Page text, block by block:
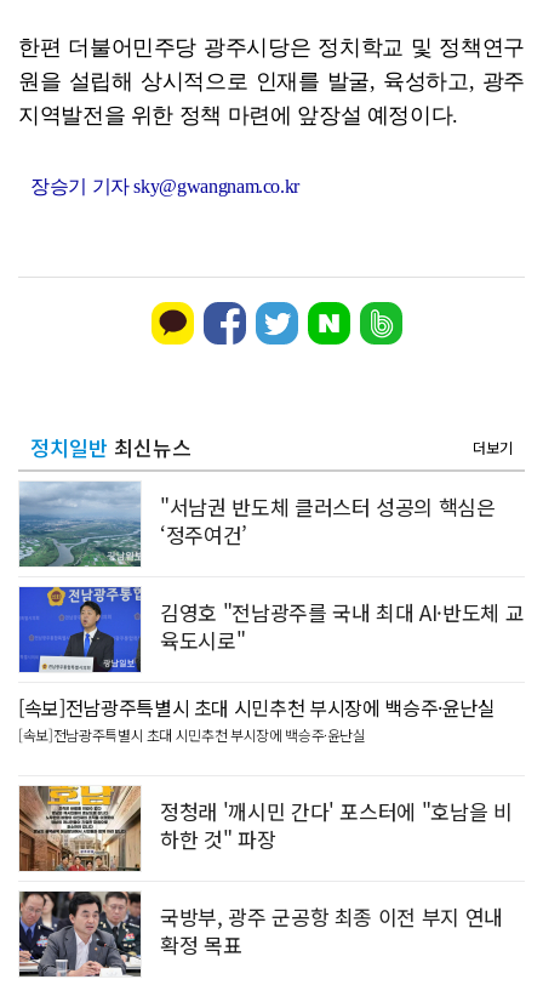
한편 더불어민주당 광주시당은 정치학교 및 정책연구
원을 설립해 상시적으로 인재를 발굴, 육성하고, 광주
지역발전을 위한 정책 마련에 앞장설 예정이다.
장승기 기자 sky@gwangnam.co.kr
정치일반 최신뉴스 더보기
"서남권 반도체 클러스터 성공의 핵심은
‘정주여건’
김영호 "전남광주를 국내 최대 AI·반도체 교
육도시로"
[속보]전남광주특별시 초대 시민추천 부시장에 백승주·윤난실
[속보]전남광주특별시 초대 시민추천 부시장에 백승주·윤난실
정청래 '깨시민 간다' 포스터에 "호남을 비
하한 것" 파장
국방부, 광주 군공항 최종 이전 부지 연내
확정 목표